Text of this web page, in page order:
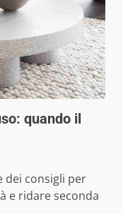
quando il
dei consigli per
e ridare seconda